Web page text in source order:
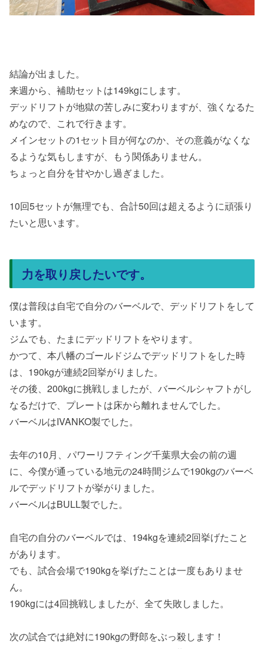
結論が出ました。
来週から、補助セットは149kgにします。
デッドリフトが地獄の苦しみに変わりますが、強くなるた
めなので、これで行きます。
メインセットの1セット目が何なのか、その意義がなくな
るような気もしますが、もう関係ありません。
ちょっと自分を甘やかし過ぎました。
10回5セットが無理でも、合計50回は超えるように頑張り
たいと思います。
力を取り戻したいです。
僕は普段は自宅で自分のバーベルで、デッドリフトをして
います。
ジムでも、たまにデッドリフトをやります。
かつて、本八幡のゴールドジムでデッドリフトをした時
は、190kgが連続2回挙がりました。
その後、200kgに挑戦しましたが、バーベルシャフトがし
なるだけで、プレートは床から離れませんでした。
バーベルはIVANKO製でした。
去年の10月、パワーリフティング千葉県大会の前の週
に、今僕が通っている地元の24時間ジムで190kgのバーベ
ルでデッドリフトが挙がりました。
バーベルはBULL製でした。
自宅の自分のバーベルでは、194kgを連続2回挙げたこと
があります。
でも、試合会場で190kgを挙げたことは一度もありませ
ん。
190kgには4回挑戦しましたが、全て失敗しました。
次の試合では絶対に190kgの野郎をぶっ殺します！